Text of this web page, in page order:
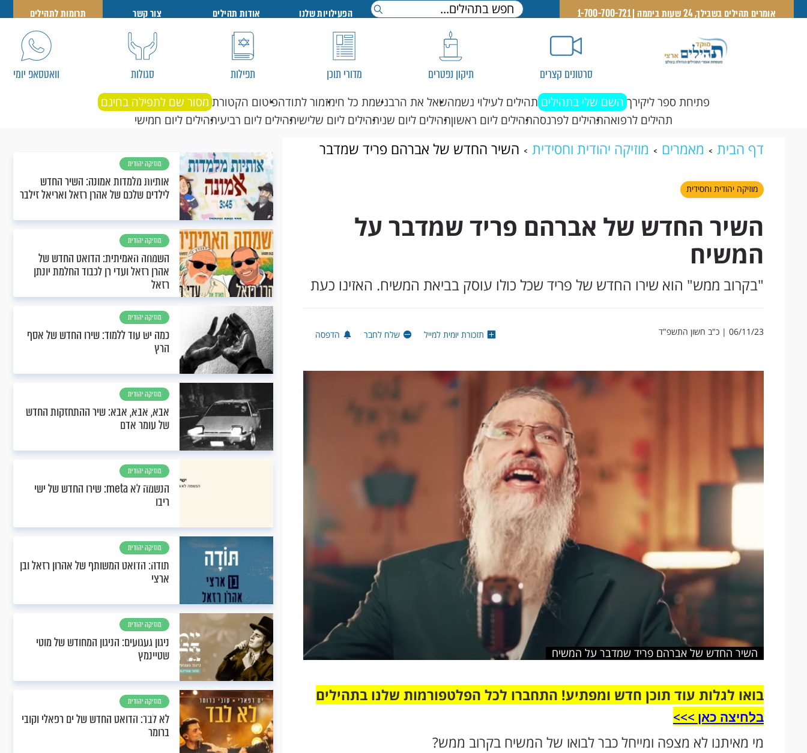
אומרים תהילים בשבילך, 24 שעות ביממה | 1-700-700-721 הפעילויות שלנו אודות תהילים צור קשר תרומות לתהילים
סרטונים קצרים תיקון נפטרים מדורי תוכן תפילות סגולות וואטסאפ יומי
פתיחת ספר ליקירך השם שלי בתהילים תהילים לעילוי נשמהשאל את הרבנשמת כל חימזמור לתודהפיטום הקטורת מסור שם לתפילה בחינם
תהילים לרפואהתהילים לפרנסהתהילים ליום ראשוןתהילים ליום שניתהילים ליום שלישיתהילים ליום רביעיתהילים ליום חמישי
דף הבית מאמרים מוזיקה יהודית וחסידית
השיר החדש של אברהם פריד שמדבר
על המשיח
מוזיקה יהודית וחסידית
השיר החדש של אברהם פריד שמדבר על
המשיח
"בקרוב ממש" הוא שירו החדש של פריד שכל כולו עוסק בביאת המשיח. האזינו כעת
06/11/23 | כ"ב חשון התשפ"ד תזכורת יומית למייל שלח לחבר הדפסה
השיר החדש של אברהם פריד שמדבר על המשיח
בואו לגלות עוד תוכן חדש ומפתיע! התחברו לכל הפלטפורמות שלנו בתהילים
בלחיצה כאן >>>​
מי מאיתנו לא מצפה ומייחל כבר לבואו של המשיח בקרוב ממש?
מוזיקה יהודית
וחסידית
אותיות מלמדות אמונה: השיר החדש
לילדים שלכם של אהרן רזאל ואריאל זילבר
מוזיקה יהודית
וחסידית
השמחה האמיתית: הדואט החדש של
אהרן רזאל ועדי רן לכבוד החלמת יונתן
רזאל
מוזיקה יהודית
וחסידית
כמה יש עוד ללמוד: שירו החדש של אסף
הרץ
מוזיקה יהודית
וחסידית
אבא, אבא, אבא: שיר ההתחזקות החדש
של עומר אדם
מוזיקה יהודית
וחסידית
הנשמה לא meta: שירו החדש של ישי
ריבו
מוזיקה יהודית
וחסידית
תודה: הדואט המשותף של אהרון רזאל ובן
ארצי
מוזיקה יהודית
וחסידית
ניגון געגועים: הניגון המחודש של מוטי
שטיינמץ
מוזיקה יהודית
וחסידית
לא לבד: הדואט החדש של ים רפאלי וקובי
ברומר